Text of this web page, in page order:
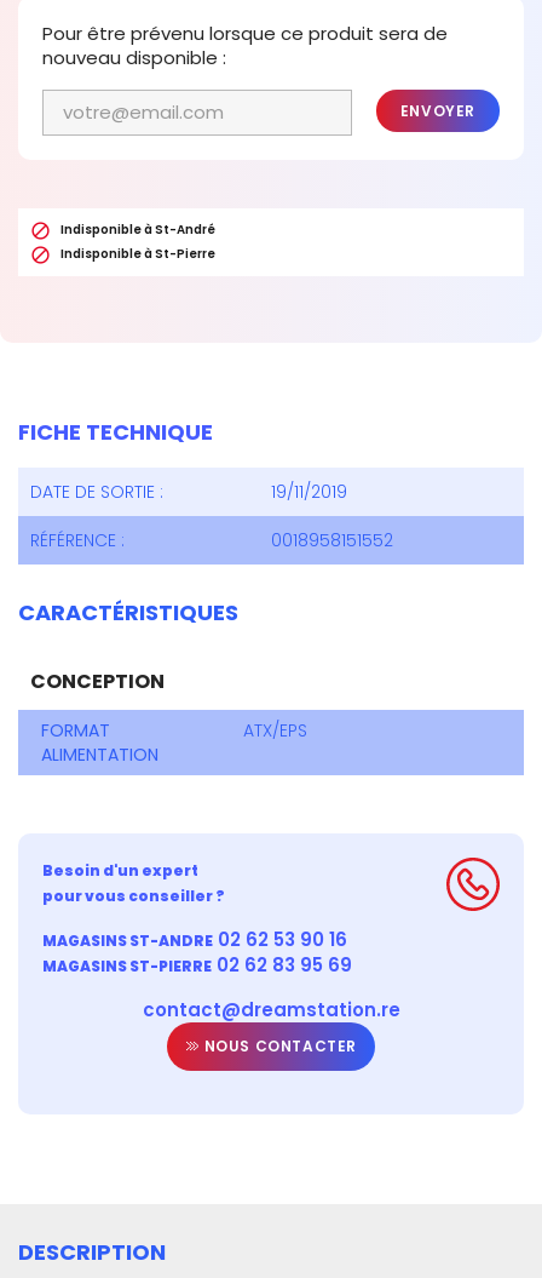
Pour être prévenu lorsque ce produit sera de
nouveau disponible :
ENVOYER
 Indisponible à St-André
 Indisponible à St-Pierre
FICHE TECHNIQUE
DATE DE SORTIE :
19/11/2019
RÉFÉRENCE :
0018958151552
CARACTÉRISTIQUES
CONCEPTION
FORMAT
ALIMENTATION
ATX/EPS
Besoin d'un expert
pour vous conseiller ?
MAGASINS ST-ANDRE 02 62 53 90 16
MAGASINS ST-PIERRE 02 62 83 95 69
contact@dreamstation.re
NOUS CONTACTER
DESCRIPTION